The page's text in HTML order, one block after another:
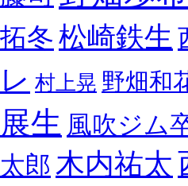
拓冬松崎鉄生
レ 村上晃 野畑和
展生 風吹ジム
太郎 木内祐太